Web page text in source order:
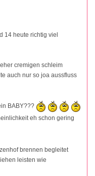
14 heute richtig viel
cremigen schleim
auch nur so joa aussfluss
BABY???
eh schon gering
brennen begleitet
leisten wie